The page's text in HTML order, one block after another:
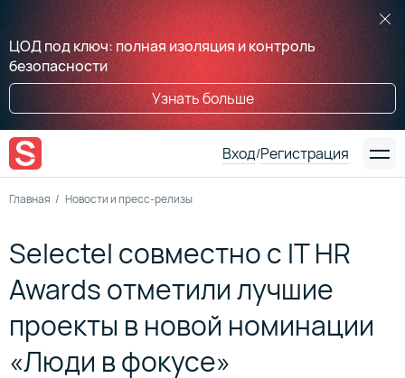
ЦОД под ключ: полная изоляция и контроль
безопасности
Узнать больше
Вход/Регистрация
Главная Новости и пресс-релизы
Selectel совместно с IT HR
Awards отметили лучшие
проекты в новой номинации
«Люди в фокусе»